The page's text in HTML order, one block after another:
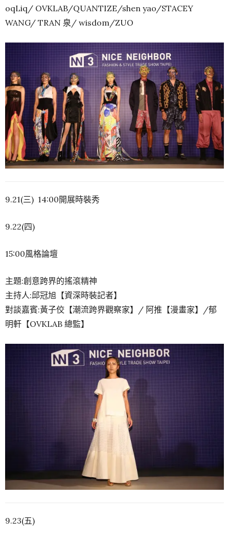
oqLiq/ OVKLAB/QUANTIZE/shen yao/STACEY
WANG/ TRAN 泉/ wisdom/ZUO
9.21(三) 14:00開展時裝秀
9.22(四)
15:00風格論壇
主題:創意跨界的搖滾精神
主持人:邱冠旭【資深時裝記者】
對談嘉賓:黃子佼【潮流跨界觀察家】/ 阿推【漫畫家】/郁
明軒【OVKLAB 總監】
9.23(五)